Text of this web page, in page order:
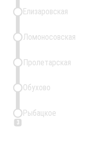
3
Рыбацкое
Обухово
Пролетарская
Ломоносовская
Елизаровская